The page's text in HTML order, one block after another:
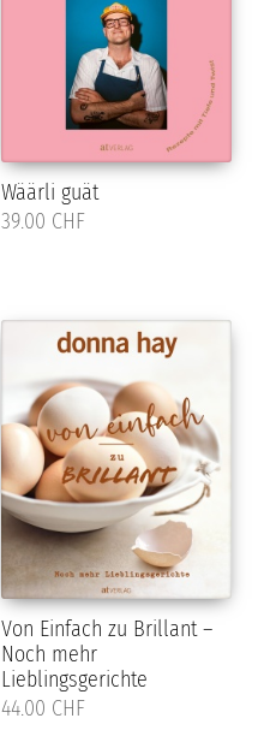
Wäärli guät
39.00 CHF
Von Einfach zu Brillant –
Noch mehr
Lieblingsgerichte
44.00 CHF